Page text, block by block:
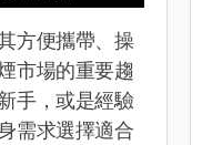
方便攜帶、操
市場的重要趨
手，或是經驗
需求選擇適合